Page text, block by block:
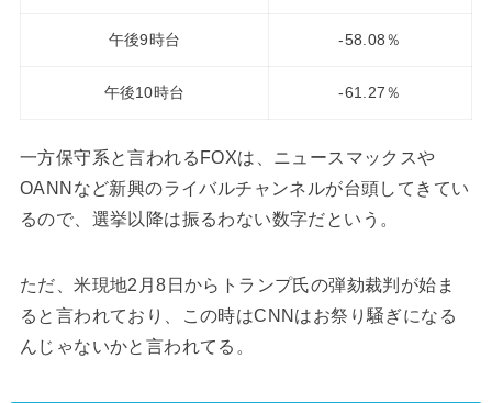
午後9時台 -58.08％
午後10時台 -61.27％
一方保守系と言われるFOXは、ニュースマックスや
OANNなど新興のライバルチャンネルが台頭してきてい
るので、選挙以降は振るわない数字だという。
ただ、米現地2月8日からトランプ氏の弾劾裁判が始ま
ると言われており、この時はCNNはお祭り騒ぎになる
んじゃないかと言われてる。